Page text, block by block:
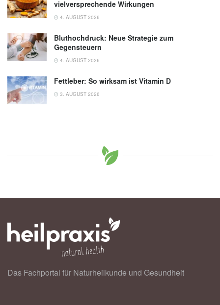
vielversprechende Wirkungen
4. AUGUST 2026
Bluthochdruck: Neue Strategie zum
Gegensteuern
4. AUGUST 2026
Fettleber: So wirksam ist Vitamin D
3. AUGUST 2026
Das Fachportal für Naturheilkunde und Gesundheit